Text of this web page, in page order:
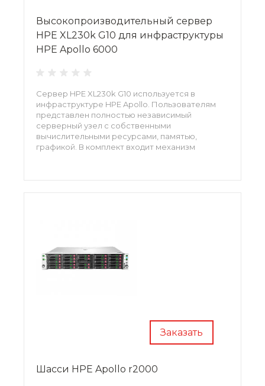
Высокопроизводительный сервер
HPE XL230k G10 для инфраструктуры
HPE Apollo 6000
Сервер HPE XL230k G10 используется в
инфраструктуре HPE Apollo. Пользователям
представлен полностью независимый
серверный узел с собственными
вычислительными ресурсами, памятью,
графикой. В комплект входит механизм
Заказать
Шасси HPE Apollo r2000